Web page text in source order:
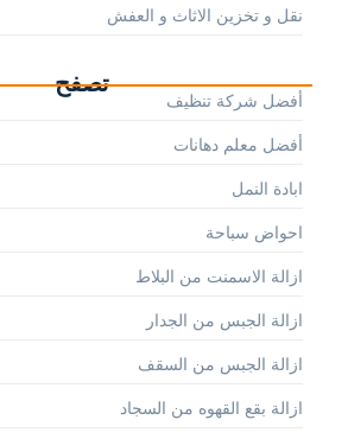
نقل و تخزين الاثاث و العفش
تصفح
أفضل شركة تنظيف
أفضل معلم دهانات
ابادة النمل
احواض سباحة
ازالة الاسمنت من البلاط
ازالة الجبس من الجدار
ازالة الجبس من السقف
ازالة بقع القهوه من السجاد